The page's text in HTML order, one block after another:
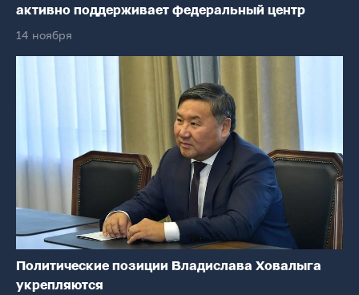
активно поддерживает федеральный центр
14 ноября
Политические позиции Владислава Ховалыга
укрепляются